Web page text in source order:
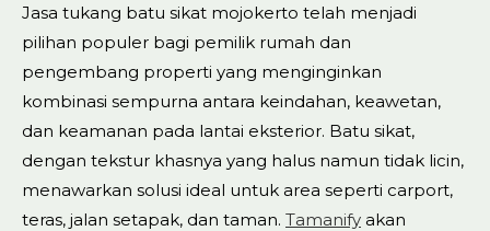
Jasa tukang batu sikat mojokerto telah menjadi
pilihan populer bagi pemilik rumah dan
pengembang properti yang menginginkan
kombinasi sempurna antara keindahan, keawetan,
dan keamanan pada lantai eksterior. Batu sikat,
dengan tekstur khasnya yang halus namun tidak licin,
menawarkan solusi ideal untuk area seperti carport,
teras, jalan setapak, dan taman. Tamanify akan